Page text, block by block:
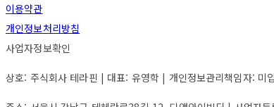
이용약관
개인정보처리방침
사업자정보확인
상호: 주식회사 테라핀 | 대표: 유영학 | 개인정보관리책임자